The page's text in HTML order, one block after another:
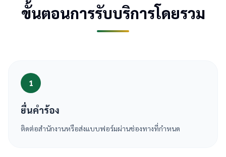
ขั้นตอนการรับบริการโดยรวม
1
ยื่นคำร้อง
ติดต่อสำนักงานหรือส่งแบบฟอร์มผ่านช่องทางที่กำหนด